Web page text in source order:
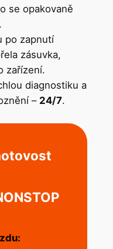
se opakovaně
po zapnutí
zásuvka,
zařízení.
diagnostiku a
– 24/7.